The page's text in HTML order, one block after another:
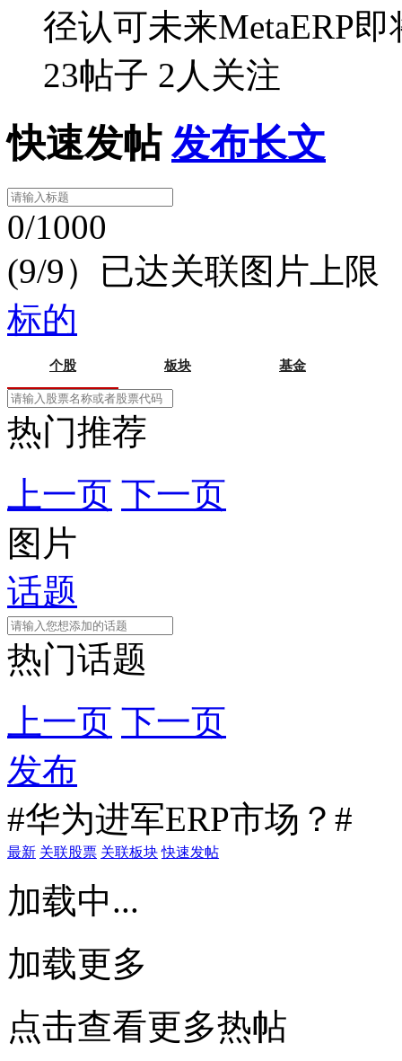
径认可未来MetaERP
23帖子 2人关注
快速发帖 发布长文
0/1000
(9/9）已达关联图片上限
标的
个股 板块 基金
热门推荐
上一页 下一页
图片
话题
热门话题
上一页 下一页
发布
#华为进军ERP市场？#
最新 关联股票 关联板块 快速发帖
加载中...
加载更多
点击查看更多热帖